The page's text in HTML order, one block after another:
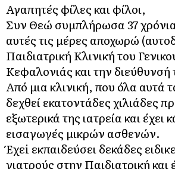
Αγαπητές φίλες και φίλοι,
Συν Θεώ συμπλήρωσα 37
αυτές τις μέρες αποχωρώ
Παιδιατρική Κλινική του
Κεφαλονιάς και την διεύθυνσή
Aπό μια κλινική, που όλα αυτά
δεχθεί εκατοντάδες χιλιάδες
εξωτερικά της ιατρεία και έχει
εισαγωγές μικρών ασθενών.
Έχεi εκπαιδεύσει δεκάδες
γιατρούς στην Παιδιατρική και